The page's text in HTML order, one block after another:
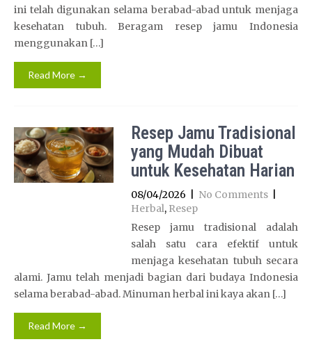
ini telah digunakan selama berabad-abad untuk menjaga
kesehatan tubuh. Beragam resep jamu Indonesia
menggunakan […]
Read More →
Resep Jamu Tradisional
yang Mudah Dibuat
untuk Kesehatan Harian
08/04/2026 No Comments
Herbal, Resep
Resep jamu tradisional adalah
salah satu cara efektif untuk
menjaga kesehatan tubuh secara
alami. Jamu telah menjadi bagian dari budaya Indonesia
selama berabad-abad. Minuman herbal ini kaya akan […]
Read More →